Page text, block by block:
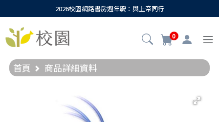
2026校園網路書房週年慶：與上帝同行
0
首頁 商品詳細資料